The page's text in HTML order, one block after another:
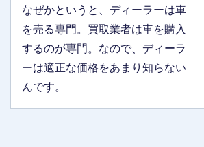
なぜかというと、ディーラーは車
を売る専門。買取業者は車を購入
するのが専門。なので、ディーラ
ーは適正な価格をあまり知らない
んです。